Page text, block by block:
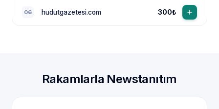
06 hudutgazetesi.com 300₺
Rakamlarla Newstanıtım